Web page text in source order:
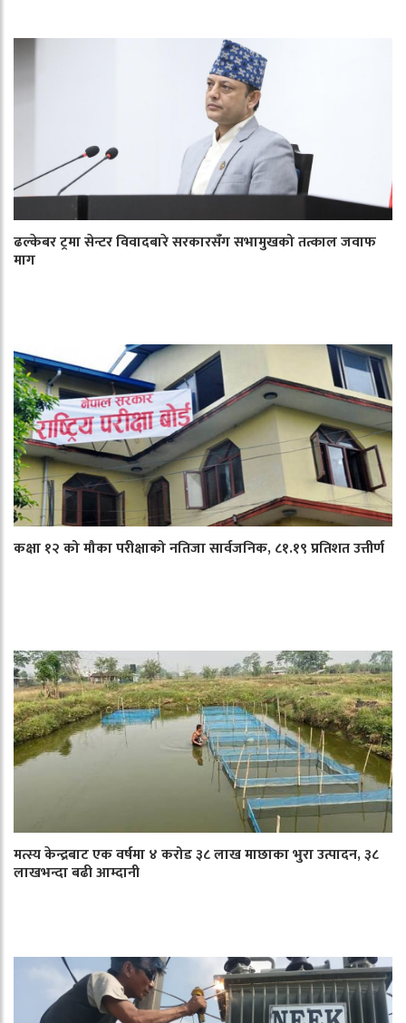
ढल्केबर ट्रमा सेन्टर विवादबारे सरकारसँग सभामुखको तत्काल जवाफ
माग
कक्षा १२ को मौका परीक्षाको नतिजा सार्वजनिक, ८१.१९ प्रतिशत उत्तीर्ण
मत्स्य केन्द्रबाट एक वर्षमा ४ करोड ३८ लाख माछाका भुरा उत्पादन, ३८
लाखभन्दा बढी आम्दानी